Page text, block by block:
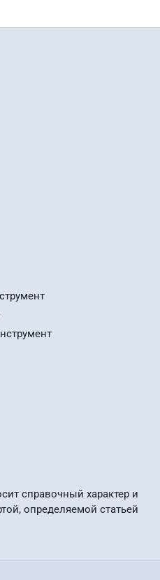
справочный характер и
определяемой статьей